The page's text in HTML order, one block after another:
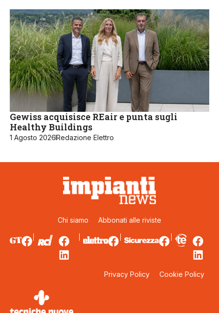
Gewiss acquisisce REair e punta sugli
Healthy Buildings
1 Agosto 2026Redazione Elettro
Chi siamo Abbonati alle riviste
Privacy Policy Cookie Policy